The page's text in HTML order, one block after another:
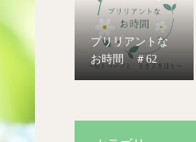
ブリリアントな
お時間 ＃62